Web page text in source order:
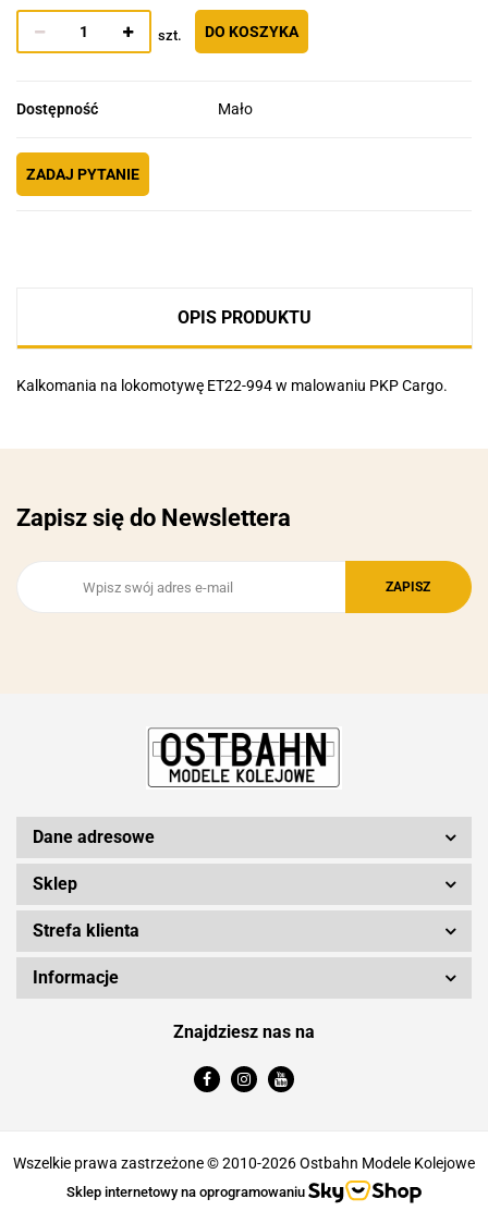
szt. DO KOSZYKA
Dostępność Mało
ZADAJ PYTANIE
OPIS PRODUKTU
Kalkomania na lokomotywę ET22-994 w malowaniu PKP Cargo.
Zapisz się do Newslettera
Dane adresowe
Sklep
Strefa klienta
Informacje
Znajdziesz nas na
Wszelkie prawa zastrzeżone © 2010-2026 Ostbahn Modele Kolejowe
Sklep internetowy na oprogramowaniu